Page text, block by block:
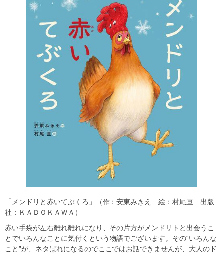
「メンドリと赤いてぶくろ」（作：安東みきえ 絵：村尾亘 出版
社：ＫＡＤＯＫＡＷＡ）
赤い手袋が左右離れ離れになり、その片方がメンドリトと出会うこ
とでいろんなことに気付くという物語でございます。その“いろんな
こと”が、ネタばれになるのでここではお話できませんが、大人のド